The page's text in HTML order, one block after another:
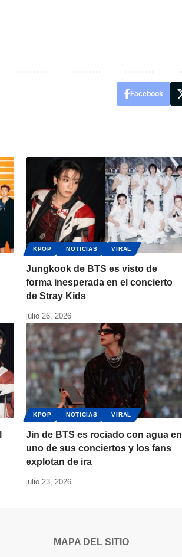
Facebook
KPOP NOTICIAS VIRAL
Jungkook de BTS es visto de
forma inesperada en el concierto
de Stray Kids
julio 26, 2026
KPOP NOTICIAS VIRAL
Jin de BTS es rociado con agua en
uno de sus conciertos y los fans
explotan de ira
julio 23, 2026
MAPA DEL SITIO